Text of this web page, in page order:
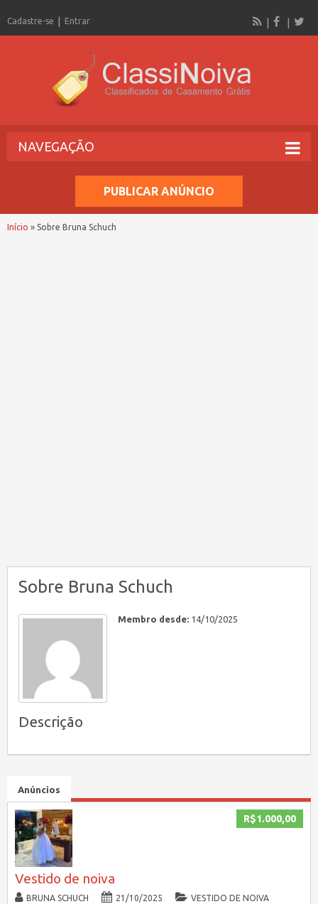
Cadastre-se Entrar
NAVEGAÇÃO
PUBLICAR ANÚNCIO
Início » Sobre Bruna Schuch
Sobre Bruna Schuch
Membro desde: 14/10/2025
Descrição
Anúncios
R$1.000,00
Vestido de noiva
BRUNA SCHUCH 21/10/2025
VESTIDO DE NOIVA